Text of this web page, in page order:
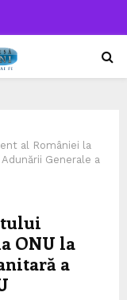
al României la
Generale a
ONU la
a